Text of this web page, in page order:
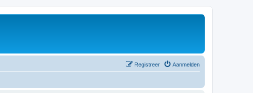
Aanmelden
Registreer